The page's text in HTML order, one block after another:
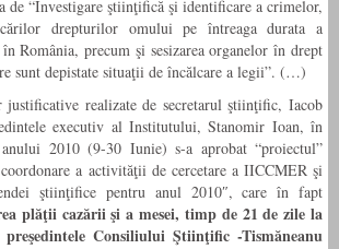
de “Investigare ştiinţifică şi identificare a crimelor,
drepturilor omului pe întreaga durata a
România, precum şi sesizarea organelor în drept
sunt depistate situaţii de încălcare a legii”. (…)
justificative realizate de secretarul ştiinţific, Iacob
executiv al Institutului, Stanomir Ioan, în
anului 2010 (9-30 Iunie) s-a aprobat “proiectul”
a activităţii de cercetare a IICCMER şi
ştiinţifice pentru anul 2010″, care în fapt
plăţii cazării şi a mesei, timp de 21 de zile la
Consiliului Ştiinţific -Tismăneanu